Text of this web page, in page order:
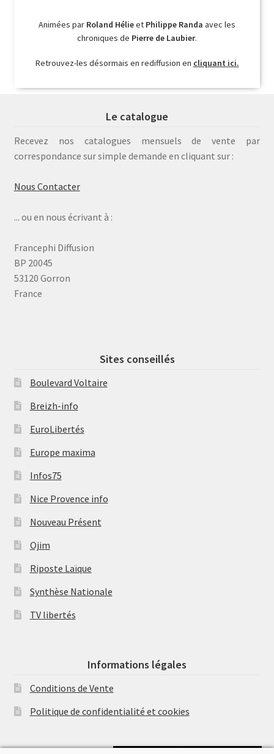
Animées par Roland Hélieet Philippe Randa avec les
chroniques de Pierre de Laubier.
Retrouvez-les désormais en rediffusion en cliquant ici.
Le catalogue
Recevez nos catalogues mensuels de vente par
correspondance sur simple demande en cliquant sur :
Nous Contacter
... ou en nous écrivant à :
Francephi Diffusion
BP 20045
53120 Gorron
France
Sites conseillés
Boulevard Voltaire
Breizh-info
EuroLibertés
Europe maxima
Infos75
Nice Provence info
Nouveau Présent
Ojim
Riposte Laïque
Synthèse Nationale
TV libertés
Informations légales
Conditions de Vente
Politique de confidentialité et cookies